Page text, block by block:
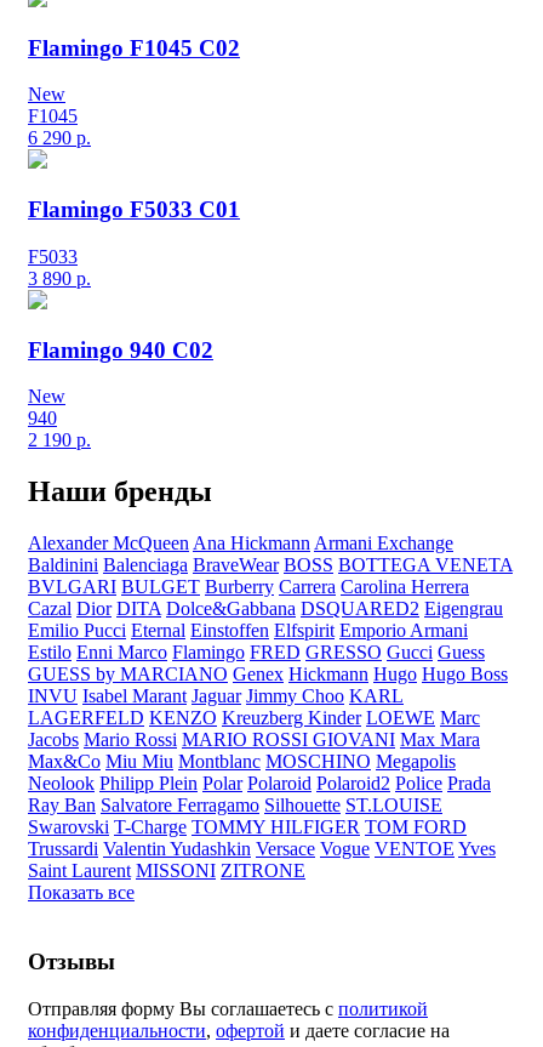
Flamingo F1045 C02
New
F1045
6 290 р.
Flamingo F5033 C01
F5033
3 890 р.
Flamingo 940 C02
New
940
2 190 р.
Наши бренды
Alexander McQueen Ana Hickmann Armani Exchange
Baldinini Balenciaga BraveWear BOSS BOTTEGA VENETA
BVLGARI BULGET Burberry Carrera Carolina Herrera
Cazal Dior DITA Dolce&Gabbana DSQUARED2 Eigengrau
Emilio Pucci Eternal Einstoffen Elfspirit Emporio Armani
Estilo Enni Marco Flamingo FRED GRESSO Gucci Guess
GUESS by MARCIANO Genex Hickmann Hugo Hugo Boss
INVU Isabel Marant Jaguar Jimmy Choo KARL
LAGERFELD KENZO Kreuzberg Kinder LOEWE Marc
Jacobs Mario Rossi MARIO ROSSI GIOVANI Max Mara
Max&Co Miu Miu Montblanc MOSCHINO Megapolis
Neolook Philipp Plein Polar Polaroid Polaroid2 Police Prada
Ray Ban Salvatore Ferragamo Silhouette ST.LOUISE
Swarovski T-Charge TOMMY HILFIGER TOM FORD
Trussardi Valentin Yudashkin Versace Vogue VENTOE Yves
Saint Laurent MISSONI ZITRONE
Показать все
Отзывы
Отправляя форму Вы соглашаетесь с политикой
конфиденциальности, офертой и даете согласие на